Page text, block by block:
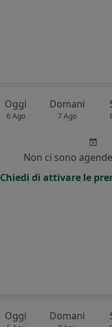
Oggi
6 Ago
Domani
7 Ago
Non ci sono
Chiedi di attivare le
Oggi Domani